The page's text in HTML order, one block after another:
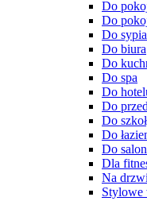
Do
Do
Do
Do biura
Do
Do spa
Do
Do
Do
Do
Do
Dla
Na drzwi
Stylowe